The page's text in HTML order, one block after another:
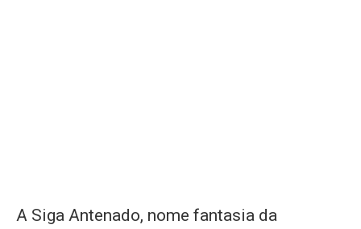
A Siga Antenado, nome fantasia da